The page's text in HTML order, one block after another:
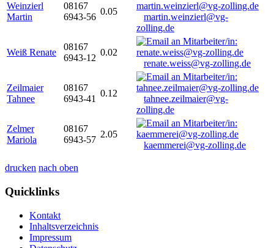
Weinzierl
Martin
08167
6943-56
0.05
martin.weinzierl@vg-
zolling.de
Weiß Renate
08167
6943-12
0.02
renate.weiss@vg-zolling.de
Zeilmaier
Tahnee
08167
6943-41
0.12
tahnee.zeilmaier@vg-
zolling.de
Zelmer
Mariola
08167
6943-57
2.05
kaemmerei@vg-zolling.de
drucken nach oben
Quicklinks
Kontakt
Inhaltsverzeichnis
Impressum